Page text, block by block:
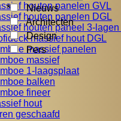
houten panelen GVL
houten panelen DGL
houten paneel 3-lagen
massief hout DGL
massief panelen
massief
1-laagsplaat
balken
fineer
hout
geschaafd
*
Nieuws
Architecten
Design
Pers